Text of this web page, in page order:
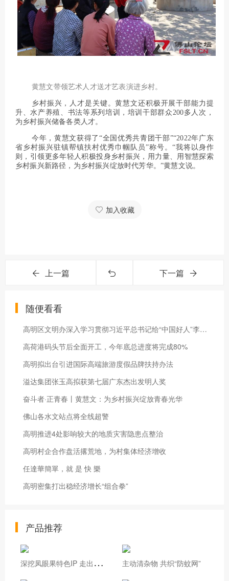
黄慧文带领艺术人才送才艺表演进乡村。
乡村振兴，人才是关键。黄慧文还积极开展干部能力提
升、水产养殖、书法等系列培训，培训干部群众200多人次，
为乡村振兴储备各类人才。
今年，黄慧文获得了“全国优秀共青团干部”“2022年广东
省乡村振兴驻镇帮镇扶村优秀巾帼队员”称号。“我将以身作
则，引领更多年轻人积极投身乡村振兴，用力量、用智慧探索
乡村振兴新路径，为乡村振兴绽放时代芳华。”黄慧文说。
加入收藏
上一篇 下一篇
随便看看
高明区文明办深入学习贯彻习近平总书记给“中国好人”李培生、胡晓春重要回信精神
高荷港码头节后全面开工，今年底总进度将完成80%
高明拟出台引进国际高端旅游度假品牌扶持办法
溢达集团张玉高拟获第七届广东杰出发明人奖
奋斗者·正青春丨黄慧文：为乡村振兴绽放青春光华
佛山各水文站点将全线超警
高明推进4处影响较大的地质灾害隐患点整治
高明村企合作盘活撂荒地，为村集体经济增收
任達華簡單，就 是 快 樂
高明密集打出稳经济增长“组合拳”
产品推荐
深
挖凤眼果特色IP 走出基层治理新路 主动清杂物 共织“防蚊网”